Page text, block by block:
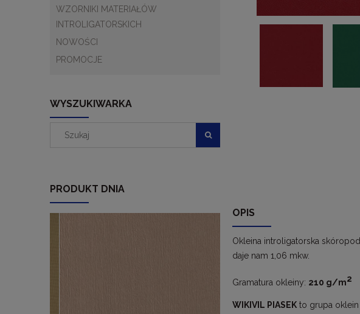
WZORNIKI MATERIAŁÓW
INTROLIGATORSKICH
NOWOŚCI
PROMOCJE
WYSZUKIWARKA
PRODUKT DNIA
OPIS
Okleina introligatorska
daje nam 1,06 mkw.
Gramatura okleiny: 210 g/m2
WIKIVIL PIASEK to grupa